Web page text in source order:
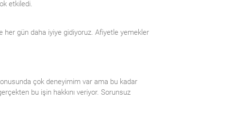
etkiledi.
her gün daha iyiye gidiyoruz. Afiyetle yemekler
çok deneyimim var ama bu kadar
bu işin hakkını veriyor. Sorunsuz